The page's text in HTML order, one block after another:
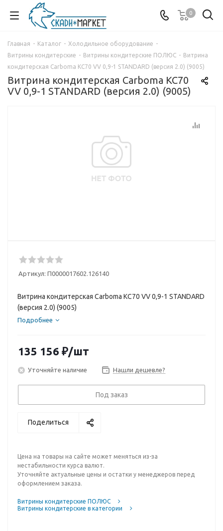
0
Главная - Каталог - Холодильное оборудование -
Витрины кондитерские - Витрины кондитерские ПОЛЮС - Витрина
кондитерская Carboma KC70 VV 0,9-1 STANDARD (версия 2.0) (9005)
Витрина кондитерская Carboma KC70
VV 0,9-1 STANDARD (версия 2.0) (9005)
Артикул: П0000017602.126140
Витрина кондитерская Carboma KC70 VV 0,9-1 STANDARD
(версия 2.0) (9005)
Подробнее
135 156 ₽/шт
Уточняйте наличие Нашли дешевле?
Под заказ
Поделиться
Цена на товары на сайте может меняться из-за
нестабильности курса валют.
Уточняйте актуальные цены и остатки у менеджеров перед
оформлением заказа.
Витрины кондитерские ПОЛЮС
Витрины кондитерские в категории